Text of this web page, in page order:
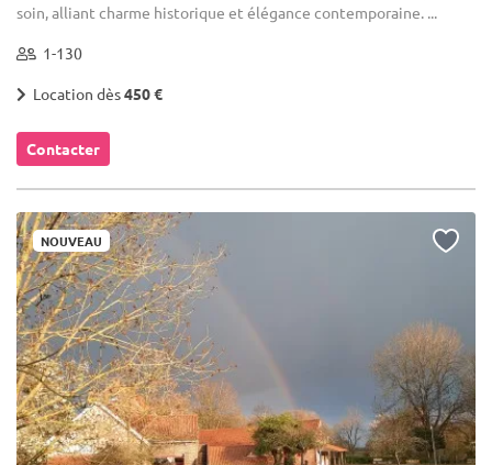
soin, alliant charme historique et élégance contemporaine. ...
1-130
Location dès450 €
Contacter
NOUVEAU